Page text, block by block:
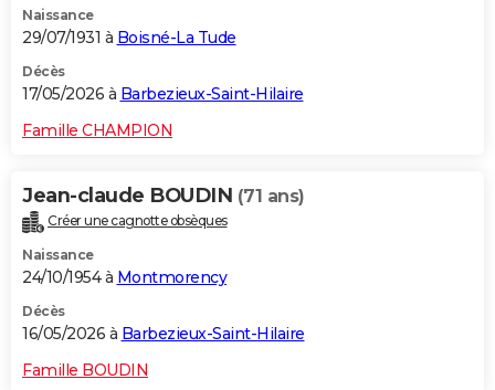
Naissance
29/07/1931 à Boisné-La Tude
Décès
17/05/2026 à Barbezieux-Saint-Hilaire
Famille CHAMPION
Jean-claude BOUDIN (71 ans)
Créer une cagnotte obsèques
Naissance
24/10/1954 à Montmorency
Décès
16/05/2026 à Barbezieux-Saint-Hilaire
Famille BOUDIN